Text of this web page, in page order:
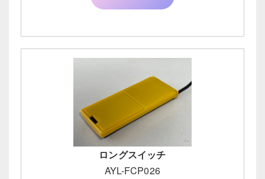
ロングスイッチ
AYL-FCP026